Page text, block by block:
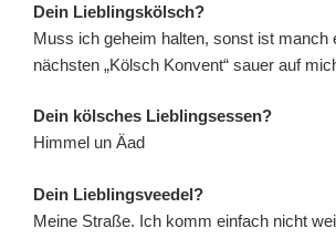
Dein Lieblingskölsch?
Muss ich geheim halten, sonst ist manch
nächsten „Kölsch Konvent“ sauer auf
Dein kölsches Lieblingsessen?
Himmel un Äad
Dein Lieblingsveedel?
Meine Straße. Ich komm einfach nicht